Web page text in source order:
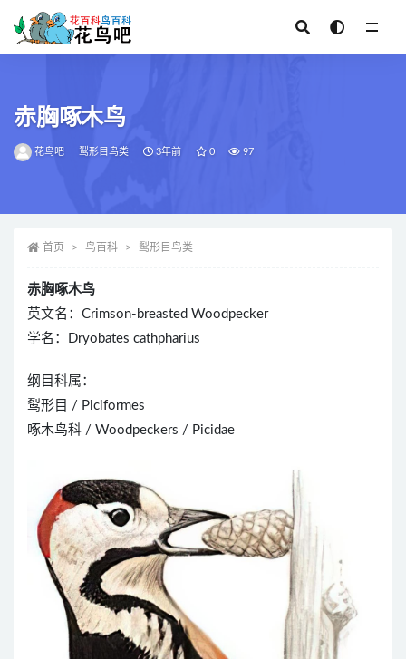
赤胸啄木鸟
花鸟吧 䴕形目鸟类 3年前 0 97
首页 鸟百科 䴕形目鸟类
赤胸啄木鸟
英文名：Crimson-breasted Woodpecker
学名：Dryobates cathpharius
纲目科属：
䴕形目 / Piciformes
啄木鸟科 / Woodpeckers / Picidae